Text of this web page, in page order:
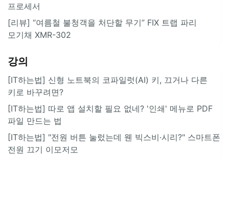
프로세서
[리뷰] “여름철 불청객을 처단할 무기” FIX 트랩 파리
모기채 XMR-302
강의
[IT하는법] 신형 노트북의 코파일럿(AI) 키, 끄거나 다른
키로 바꾸려면?
[IT하는법] 따로 앱 설치할 필요 없네? '인쇄' 메뉴로 PDF
파일 만드는 법
[IT하는법] "전원 버튼 눌렀는데 웬 빅스비·시리?" 스마트폰
전원 끄기 이모저모